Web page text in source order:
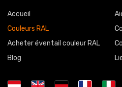
Accueil
Couleurs RAL
Acheter éventail couleur RAL
Blog